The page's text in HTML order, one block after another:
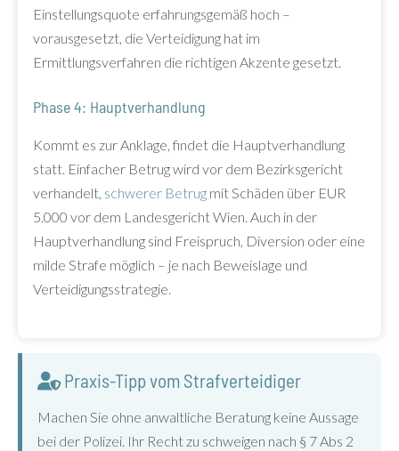
Einstellungsquote erfahrungsgemäß hoch –
vorausgesetzt, die Verteidigung hat im
Ermittlungsverfahren die richtigen Akzente gesetzt.
Phase 4: Hauptverhandlung
Kommt es zur Anklage, findet die Hauptverhandlung
statt. Einfacher Betrug wird vor dem Bezirksgericht
verhandelt, schwerer Betrug mit Schäden über EUR
5.000 vor dem Landesgericht Wien. Auch in der
Hauptverhandlung sind Freispruch, Diversion oder eine
milde Strafe möglich – je nach Beweislage und
Verteidigungsstrategie.
Praxis-Tipp vom Strafverteidiger
Machen Sie ohne anwaltliche Beratung keine Aussage
bei der Polizei. Ihr Recht zu schweigen nach § 7 Abs 2